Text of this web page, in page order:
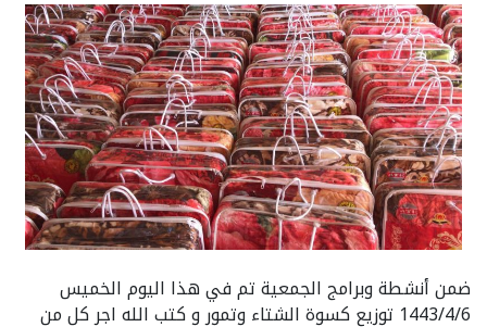
ضمن أنشطة وبرامج الجمعية تم في هذا اليوم الخميس
1443/4/6 توزيع كسوة الشتاء وتمور و كتب الله اجر كل من